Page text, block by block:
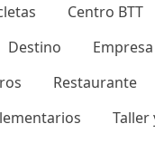
Centro BTT
Destino
Restaurante
Taller